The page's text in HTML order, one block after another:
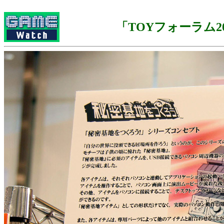
「TOYフォーラム